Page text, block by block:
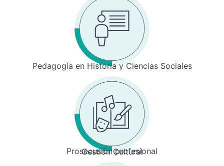
Pedagogía en Historia y Ciencias Sociales
Prosecusión profesional
Gestión Cultural